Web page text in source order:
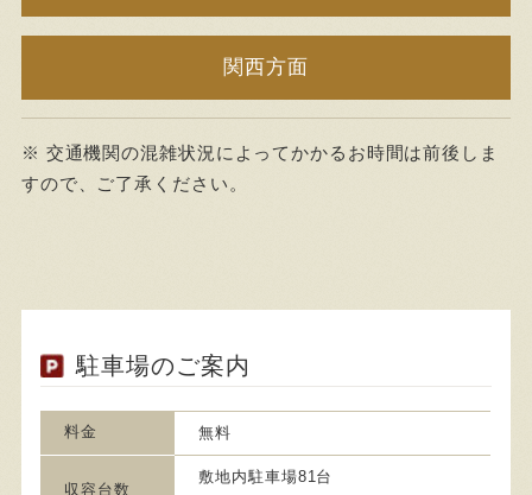
関西方面
※ 交通機関の混雑状況によってかかるお時間は前後しま
すので、ご了承ください。
駐車場のご案内
料金 無料
収容台数
敷地内駐車場81台